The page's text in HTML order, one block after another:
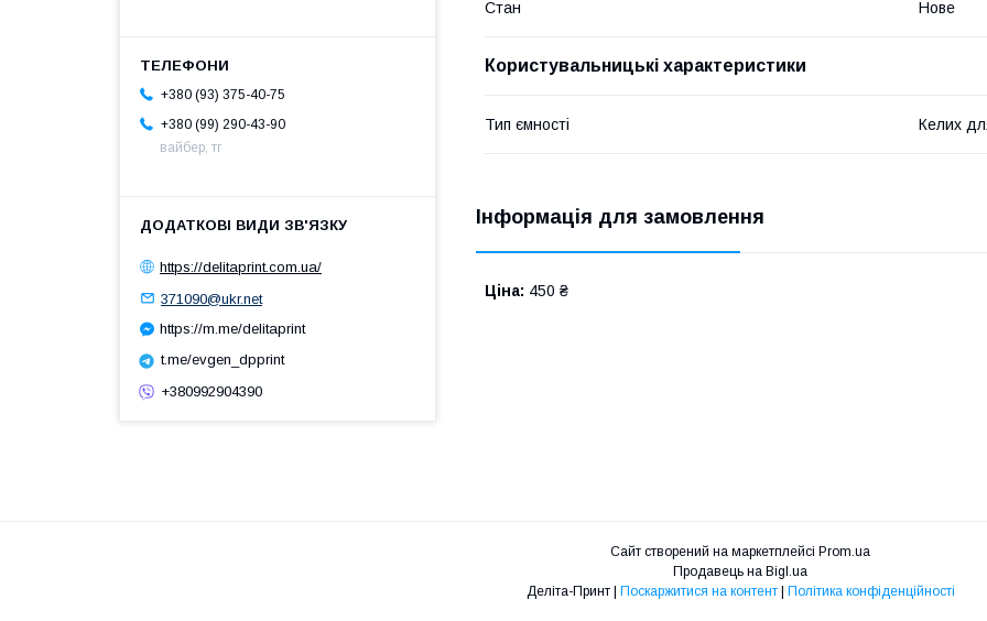
Стан Нове
Користувальницькі характеристики
Тип ємності Келих
Інформація для замовлення
Ціна: 450 ₴
+380 (93) 375-40-75
+380 (99) 290-43-90
вайбер, тг
https://delitaprint.com.ua/
371090@ukr.net
https://m.me/delitaprint
t.me/evgen_dpprint
+380992904390
Сайт створений на маркетплейсі Prom.ua
Продавець на Bigl.ua
Поскаржитися на контент Політика конфіденційності